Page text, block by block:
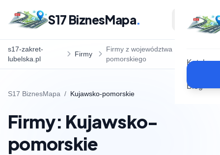
S17 BiznesMapa.
Katalog
Blog
s17-zakret-
lubelska.pl
Firmy
Firmy z województwa Kujawsko-
pomorskiego
S17 BiznesMapa / Kujawsko-pomorskie
Firmy: Kujawsko-
pomorskie